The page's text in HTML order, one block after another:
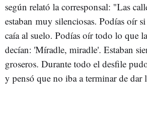
según relató la corresponsal: "Las
estaban muy silenciosas. Podías oír
caía al suelo. Podías oír todo lo que
decían: 'Míradle, miradle'. Estaban
groseros. Durante todo el desfile
y pensó que no iba a terminar de dar